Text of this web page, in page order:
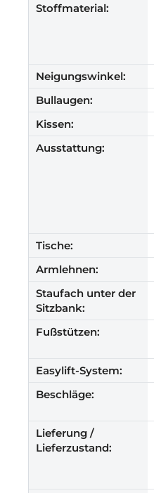
Stoffmaterial:
Neigungswinkel:
Bullaugen:
Kissen:
Ausstattung:
Tische:
Armlehnen:
Staufach unter der
Sitzbank:
Fußstützen:
Easylift-System:
Beschläge:
Lieferung /
Lieferzustand: